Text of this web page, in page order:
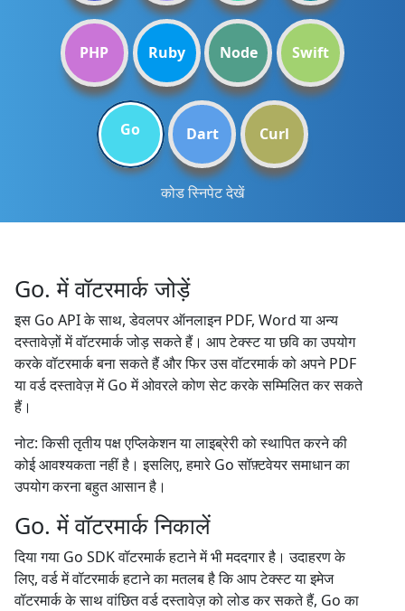
PHP Ruby Node Swift
Go Dart Curl
कोड स्निपेट देखें
Go. में वॉटरमार्क जोड़ें
इस Go API के साथ, डेवलपर ऑनलाइन PDF, Word या अन्य
दस्तावेज़ों में वॉटरमार्क जोड़ सकते हैं। आप टेक्स्ट या छवि का उपयोग
करके वॉटरमार्क बना सकते हैं और फिर उस वॉटरमार्क को अपने PDF
या वर्ड दस्तावेज़ में Go में ओवरले कोण सेट करके सम्मिलित कर सकते
हैं।
नोट: किसी तृतीय पक्ष एप्लिकेशन या लाइब्रेरी को स्थापित करने की
कोई आवश्यकता नहीं है। इसलिए, हमारे Go सॉफ़्टवेयर समाधान का
उपयोग करना बहुत आसान है।
Go. में वॉटरमार्क निकालें
दिया गया Go SDK वॉटरमार्क हटाने में भी मददगार है। उदाहरण के
लिए, वर्ड में वॉटरमार्क हटाने का मतलब है कि आप टेक्स्ट या इमेज
वॉटरमार्क के साथ वांछित वर्ड दस्तावेज़ को लोड कर सकते हैं, Go का